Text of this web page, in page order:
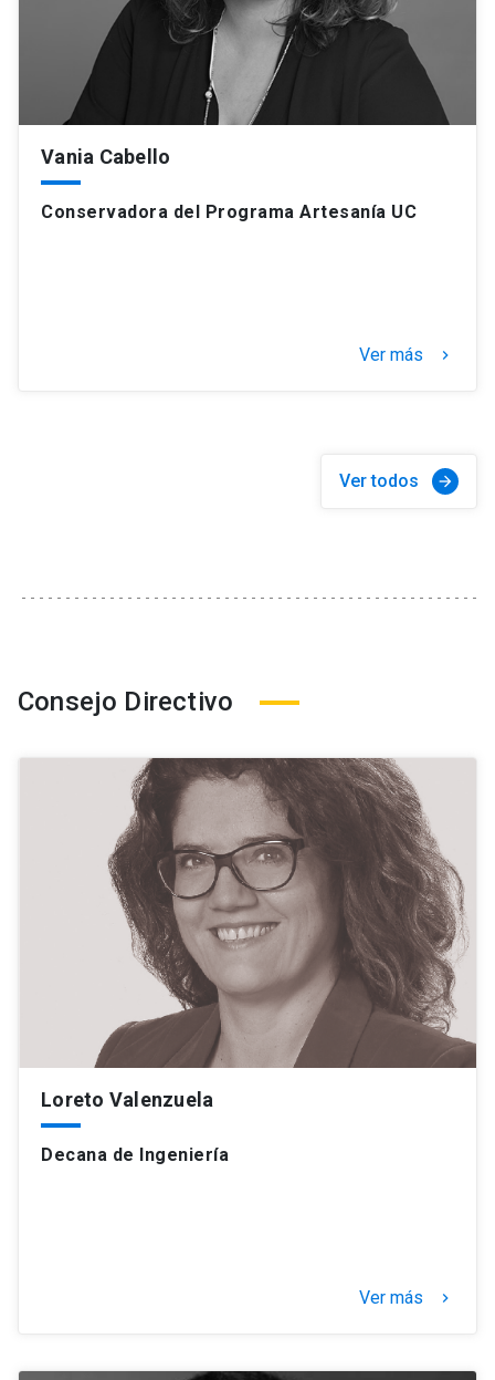
Vania Cabello
Conservadora del Programa Artesanía UC
Ver más keyboard_arrow_right
Ver todos arrow_forward
Consejo Directivo
Loreto Valenzuela
Decana de Ingeniería
Ver más keyboard_arrow_right